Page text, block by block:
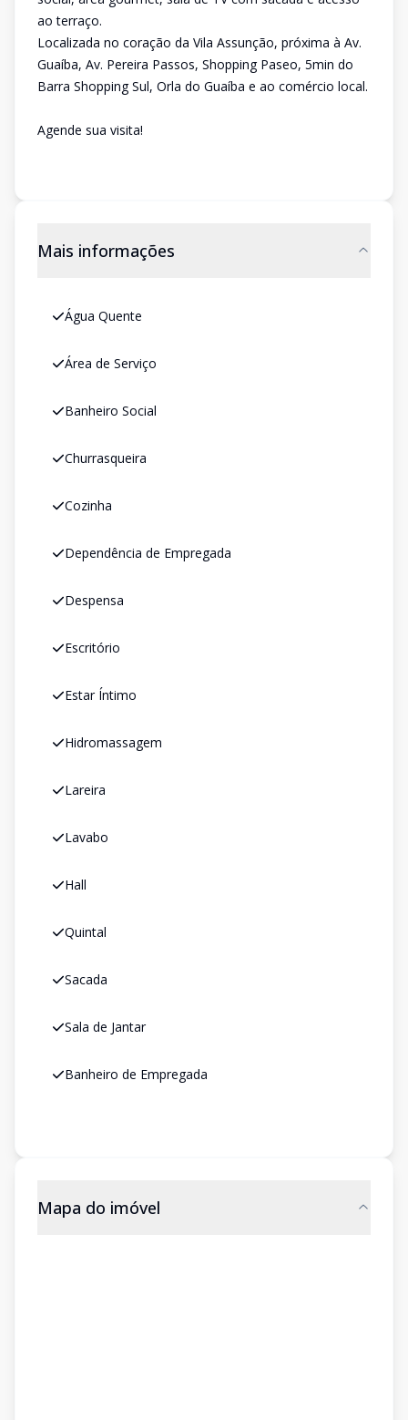
ao terraço.
Localizada no coração da Vila Assunção, próxima à Av.
Guaíba, Av. Pereira Passos, Shopping Paseo, 5min do
Barra Shopping Sul, Orla do Guaíba e ao comércio local.
Agende sua visita!
Mais informações
Água Quente
Área de Serviço
Banheiro Social
Churrasqueira
Cozinha
Dependência de Empregada
Despensa
Escritório
Estar Íntimo
Hidromassagem
Lareira
Lavabo
Hall
Quintal
Sacada
Sala de Jantar
Banheiro de Empregada
Mapa do imóvel